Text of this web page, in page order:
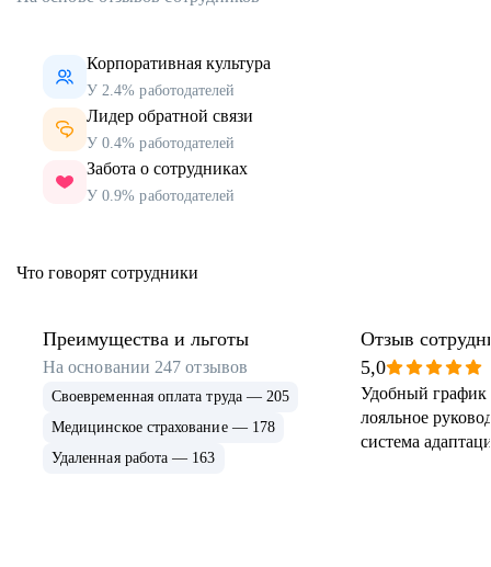
Корпоративная культура
У 2.4% работодателей
Лидер обратной связи
У 0.4% работодателей
Забота о сотрудниках
У 0.9% работодателей
Что говорят сотрудники
Преимущества и льготы
На основании 247 отзывов
Своевременная оплата труда — 205
Медицинское страхование — 178
Удаленная работа — 163
Отзыв
5,0
Удобный график
лояльное
система